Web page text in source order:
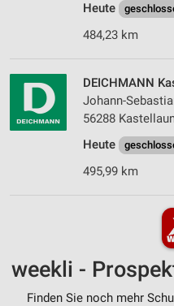
Heute
484,23 km
DEICHMANN
Johann-
56288
Heute
495,99 km
weekli -
Finden Sie noch mehr